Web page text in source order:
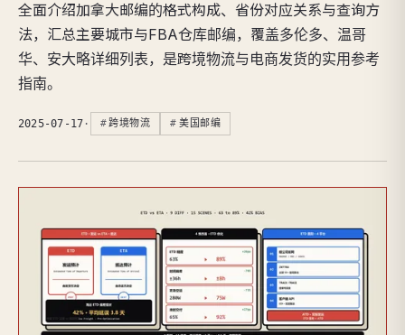
全面介绍加拿大邮编的格式构成、省份对应关系与查询方
法，汇总主要城市与FBA仓库邮编，覆盖多伦多、温哥
华、安大略详细列表，是跨境物流与电商发货的实用参考
指南。
2025-07-17 · 跨境物流 美国邮编